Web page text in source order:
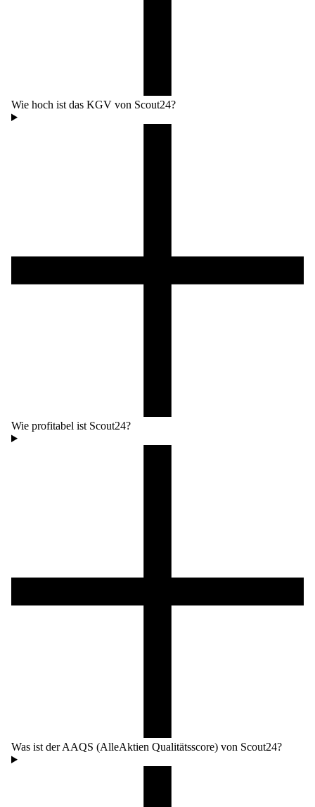
Wie hoch ist das KGV von Scout24?
Wie profitabel ist Scout24?
Was ist der AAQS (AlleAktien Qualitätsscore) von Scout24?